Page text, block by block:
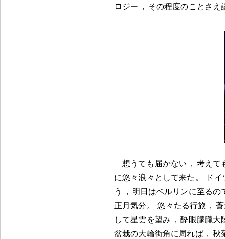
ロジー ， その程度のことさえ
想うても届かない ， 考えて
に悠々浪々として来た 。
ド
う
， 明日はベルリンに至るの
正月気分 。 悠々たる行旅 ，
して星雲を望み ， 酔眼朦朧大
盆栽の大輪街角に周れば ， 秋